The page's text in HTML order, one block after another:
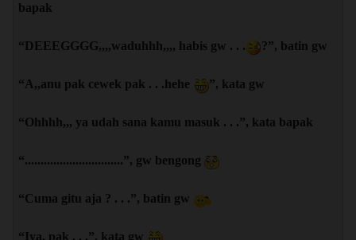
bapak
“DEEEGGGG,,,,waduhhh,,,, habis gw . . . ?”, batin gw
“A,,anu pak cewek pak . . .hehe ”, kata gw
“Ohhhh,,, ya udah sana kamu masuk . . .”, kata bapak
“...............................”, gw bengong
“Cuma gitu aja ? . . .”, batin gw
“Iya, pak . . .”, kata gw